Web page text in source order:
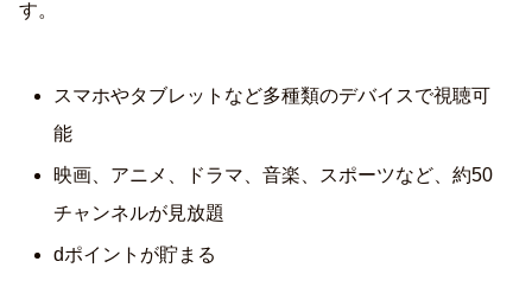
す。
スマホやタブレットなど多種類のデバイスで視聴可
能
映画、アニメ、ドラマ、音楽、スポーツなど、約50
チャンネルが見放題
dポイントが貯まる